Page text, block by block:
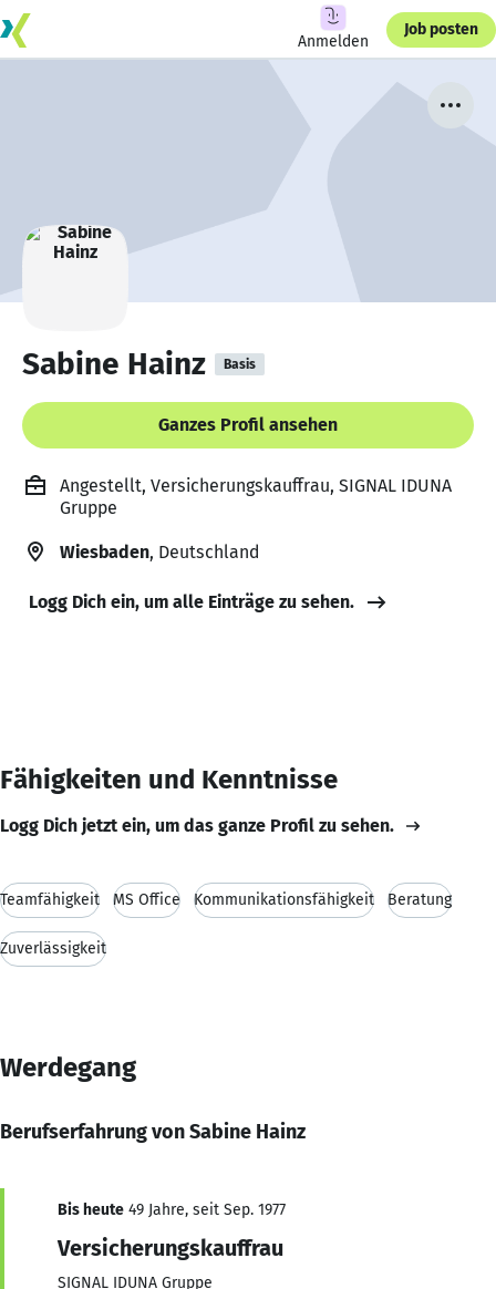
Anmelden
Job posten
Sabine Hainz Basis
Ganzes Profil ansehen
Angestellt, Versicherungskauffrau, SIGNAL IDUNA
Gruppe
Wiesbaden, Deutschland
Logg Dich ein, um alle Einträge zu sehen.
Fähigkeiten und Kenntnisse
Logg Dich jetzt ein, um das ganze Profil zu sehen.
Teamfähigkeit MS Office Kommunikationsfähigkeit Beratung
Zuverlässigkeit
Werdegang
Berufserfahrung von Sabine Hainz
Bis heute 49 Jahre, seit Sep. 1977
Versicherungskauffrau
SIGNAL IDUNA Gruppe